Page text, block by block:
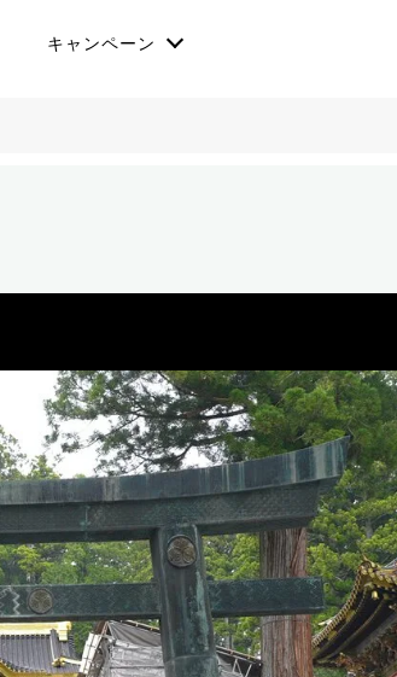
キャンペーン